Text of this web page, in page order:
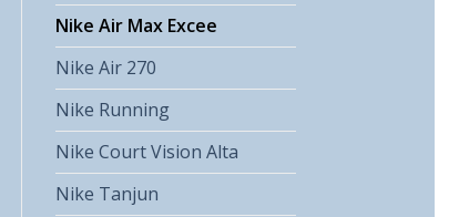
Nike Air Max Excee
Nike Air 270
Nike Running
Nike Court Vision Alta
Nike Tanjun